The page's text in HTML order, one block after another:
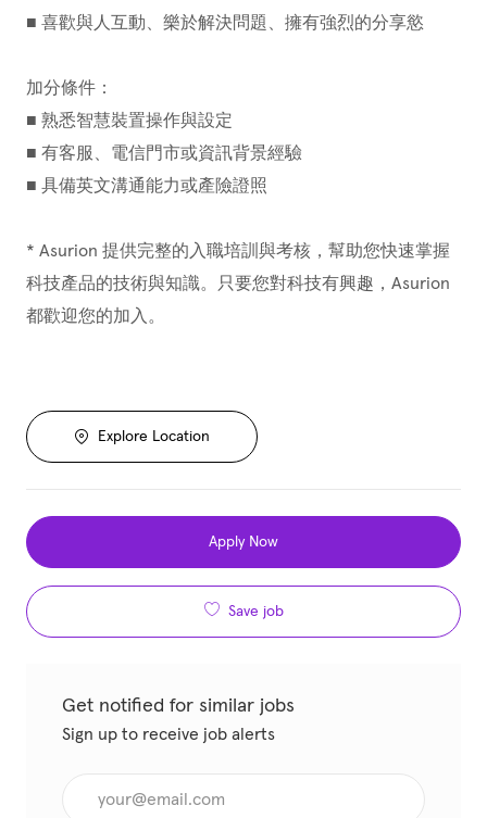
■ 喜歡與人互動、樂於解決問題、擁有強烈的分享慾
加分條件：
■ 熟悉智慧裝置操作與設定
■ 有客服、電信門市或資訊背景經驗
■ 具備英文溝通能力或產險證照
* Asurion 提供完整的入職培訓與考核，幫助您快速掌握
科技產品的技術與知識。只要您對科技有興趣，Asurion
都歡迎您的加入。
Explore Location
Apply Now
Save job
Get notified for similar jobs
Sign up to receive job alerts